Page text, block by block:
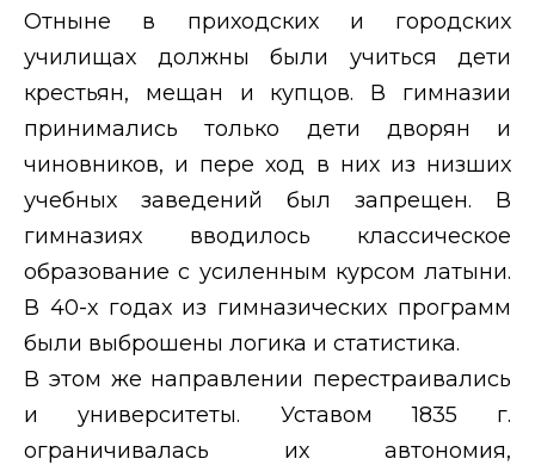
Отныне в приходских и городских
училищах должны были учиться дети
крестьян, мещан и купцов. В гимназии
принимались только дети дворян и
чиновников, и пере ход в них из низших
учебных заведений был запрещен. В
гимназиях вводилось классическое
образование с усиленным курсом латыни.
В 40-х годах из гимназических программ
были выброшены логика и статистика.
В этом же направлении перестраивались
и университеты. Уставом 1835 г.
ограничивалась их автономия,